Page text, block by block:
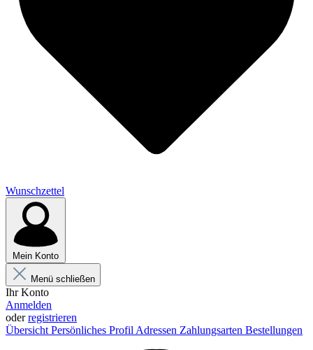
Wunschzettel
Mein Konto
Menü schließen
Ihr Konto
Anmelden
oderregistrieren
Übersicht Persönliches Profil Adressen Zahlungsarten Bestellungen